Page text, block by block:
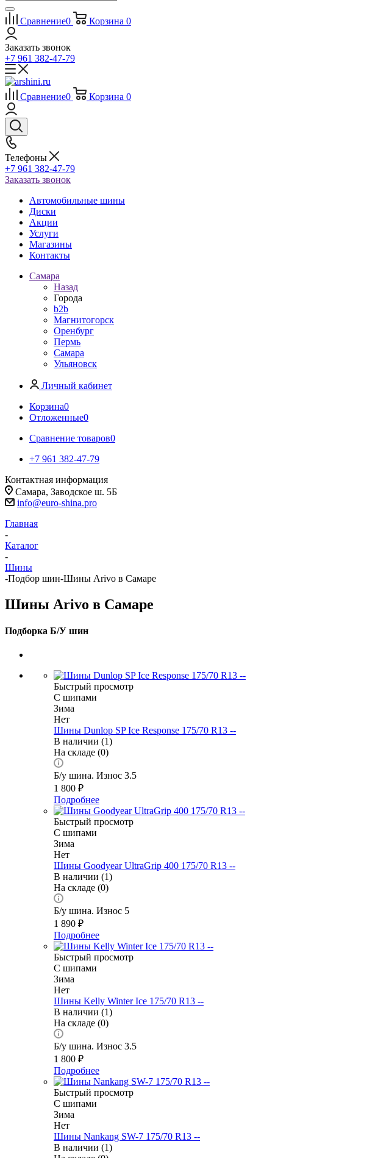
Сравнение0 Корзина 0
Заказать звонок
+7 961 382-47-79
Сравнение0 Корзина 0
Телефоны
+7 961 382-47-79
Заказать звонок
Автомобильные шины
Диски
Акции
Услуги
Магазины
Контакты
Самара
Назад
Города
b2b
Магнитогорск
Оренбург
Пермь
Самара
Ульяновск
Личный кабинет
Корзина0
Отложенные0
Сравнение товаров0
+7 961 382-47-79
Контактная информация
Самара, Заводское ш. 5Б
info@euro-shina.pro
Главная
-
Каталог
-
Шины
-Подбор шин-Шины Arivo в Самаре
Шины Arivo в Самаре
Подборка Б/У шин
Быстрый просмотр
С шипами
Зима
Нет
Шины Dunlop SP Ice Response 175/70 R13 --
В наличии (1)
На складе (0)
Б/у шина. Износ 3.5
1 800 ₽
Подробнее
Быстрый просмотр
С шипами
Зима
Нет
Шины Goodyear UltraGrip 400 175/70 R13 --
В наличии (1)
На складе (0)
Б/у шина. Износ 5
1 890 ₽
Подробнее
Быстрый просмотр
С шипами
Зима
Нет
Шины Kelly Winter Ice 175/70 R13 --
В наличии (1)
На складе (0)
Б/у шина. Износ 3.5
1 800 ₽
Подробнее
Быстрый просмотр
С шипами
Зима
Нет
Шины Nankang SW-7 175/70 R13 --
В наличии (1)